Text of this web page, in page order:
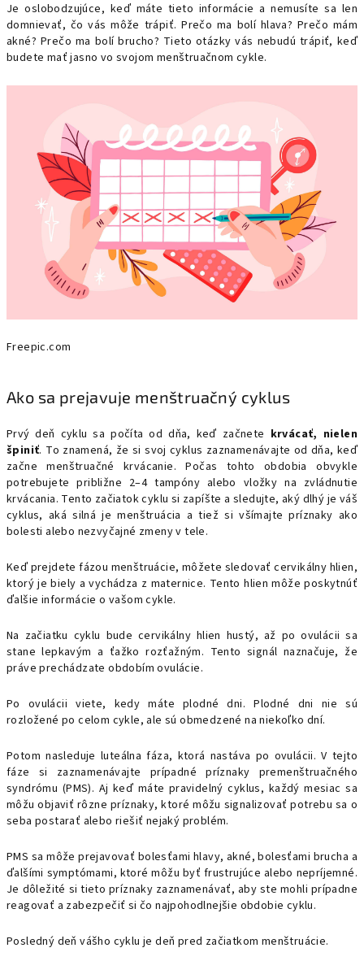
Je oslobodzujúce, keď máte tieto informácie a nemusíte sa len
domnievať, čo vás môže trápiť. Prečo ma bolí hlava? Prečo mám
akné? Prečo ma bolí brucho? Tieto otázky vás nebudú trápiť, keď
budete mať jasno vo svojom menštruačnom cykle.
Freepic.com
Ako sa prejavuje menštruačný cyklus
Prvý deň cyklu sa počíta od dňa, keď začnete krvácať, nielen
špiniť. To znamená, že si svoj cyklus zaznamenávajte od dňa, keď
začne menštruačné krvácanie. Počas tohto obdobia obvykle
potrebujete približne 2–4 tampóny alebo vložky na zvládnutie
krvácania. Tento začiatok cyklu si zapíšte a sledujte, aký dlhý je váš
cyklus, aká silná je menštruácia a tiež si všímajte príznaky ako
bolesti alebo nezvyčajné zmeny v tele.
Keď prejdete fázou menštruácie, môžete sledovať cervikálny hlien,
ktorý je biely a vychádza z maternice. Tento hlien môže poskytnúť
ďalšie informácie o vašom cykle.
Na začiatku cyklu bude cervikálny hlien hustý, až po ovulácii sa
stane lepkavým a ťažko rozťažným. Tento signál naznačuje, že
práve prechádzate obdobím ovulácie.
Po ovulácii viete, kedy máte plodné dni. Plodné dni nie sú
rozložené po celom cykle, ale sú obmedzené na niekoľko dní.
Potom nasleduje luteálna fáza, ktorá nastáva po ovulácii. V tejto
fáze si zaznamenávajte prípadné príznaky premenštruačného
syndrómu (PMS). Aj keď máte pravidelný cyklus, každý mesiac sa
môžu objaviť rôzne príznaky, ktoré môžu signalizovať potrebu sa o
seba postarať alebo riešiť nejaký problém.
PMS sa môže prejavovať bolesťami hlavy, akné, bolesťami brucha a
ďalšími symptómami, ktoré môžu byť frustrujúce alebo nepríjemné.
Je dôležité si tieto príznaky zaznamenávať, aby ste mohli prípadne
reagovať a zabezpečiť si čo najpohodlnejšie obdobie cyklu.
Posledný deň vášho cyklu je deň pred začiatkom menštruácie.